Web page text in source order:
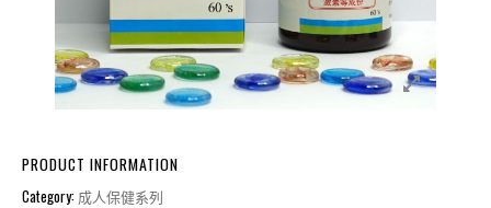
PRODUCT INFORMATION
Category: 成人保健系列